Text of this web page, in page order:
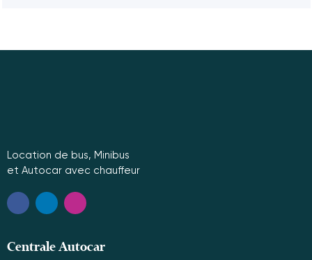
Location de bus, Minibus
et Autocar avec chauffeur
Centrale Autocar